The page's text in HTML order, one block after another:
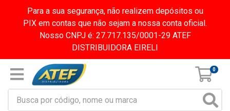
Para a sua segurança, não realizem depósitos ou
PIX em contas que não sejam a nossa conta oficial.
Nosso CNPJ é: 27.717.135/0001-29 ATEF
DISTRIBUIDORA EIRELI
0